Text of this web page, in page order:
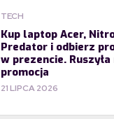
TECH
Kup laptop Acer,
Predator i odbierz
w prezencie. Ruszyła
promocja
21 LIPCA 2026